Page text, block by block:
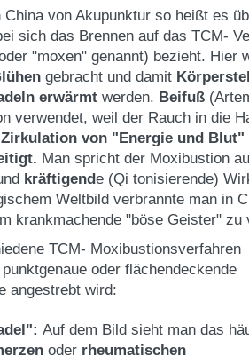
China von Akupunktur so heißt es
sich das Brennen auf das TCM-
"moxen" genannt) bezieht. Hier
gebracht und damit
erwärmt werden. Beifuß
verwendet, weil der Rauch in die
Zirkulation von "Energie und Blut"
Man spricht der Moxibustion
kräftigende (Qi tonisierende)
Weltbild verbrannte man in
krankmachende "böse Geister" zu
TCM- Moxibustionsverfahren
oder flächendeckende
angestrebt wird:
Auf dem Bild sieht man das
oder rheumatischen